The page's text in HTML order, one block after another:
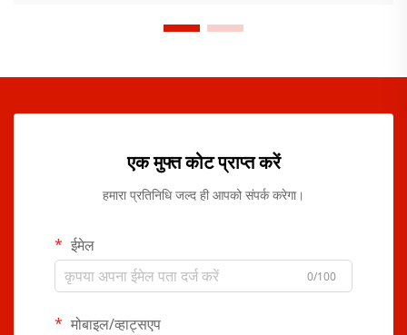
एक मुफ्त कोट प्राप्त करें
हमारा प्रतिनिधि जल्द ही आपको संपर्क करेगा।
ईमेल
0/100
मोबाइल/व्हाट्सएप